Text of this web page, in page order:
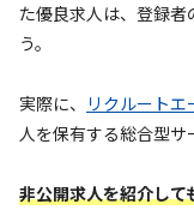
た優良求人は、登録
う。
実際に、 リクルートエ
人を保有する総合型サ
非公開求人を紹介し